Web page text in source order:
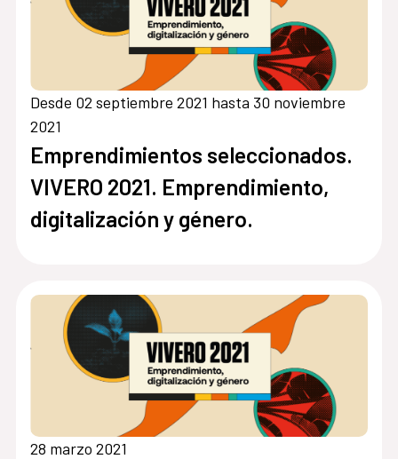
Desde 02 septiembre 2021 hasta 30 noviembre
2021
Emprendimientos seleccionados.
VIVERO 2021. Emprendimiento,
digitalización y género.
28 marzo 2021